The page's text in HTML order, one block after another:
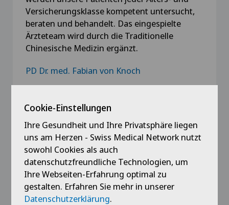
Versicherungsklasse kompetent untersucht,
beraten und behandelt. Das eingespielte
Ärzteteam wird durch die Traditionelle
Chinesische Medizin ergänzt.
PD Dr. med. Fabian von Knoch
Dr. med. Barbara Wirth
PD Dr. med. Stefan Rahm
Dr. med. Martin Huber
Dr. med. Jeannette Munzinger
Cookie-Einstellungen
Ihre Gesundheit und Ihre Privatsphäre liegen
uns am Herzen - Swiss Medical Network nutzt
sowohl Cookies als auch
datenschutzfreundliche Technologien, um
Ihre Webseiten-Erfahrung optimal zu
gestalten. Erfahren Sie mehr in unserer
Datenschutzerklärung.